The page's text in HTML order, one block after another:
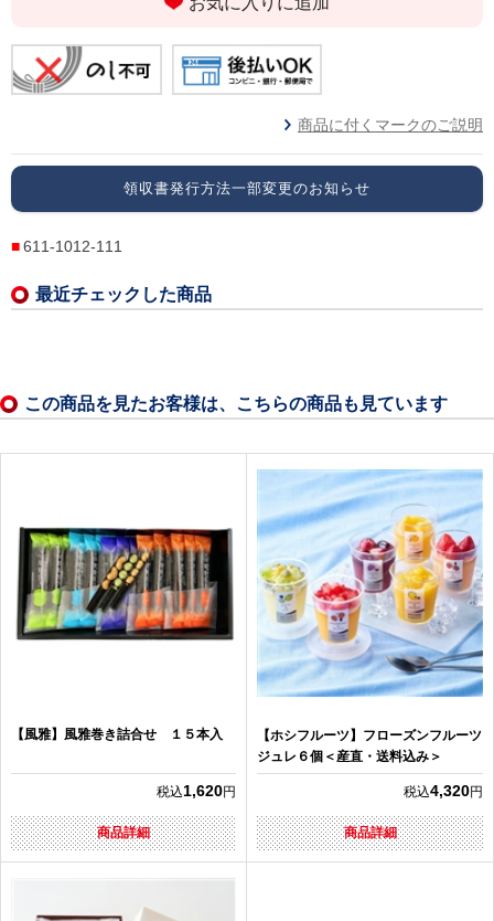
商品に付くマークのご説明
領収書発行方法一部変更のお知らせ
611-1012-111
最近チェックした商品
この商品を見たお客様は、こちらの商品も見ています
【風雅】風雅巻き詰合せ １５本入
税込1,620円
商品詳細
【ホシフルーツ】フローズンフルーツ
ジュレ６個＜産直・送料込み＞
税込4,320円
商品詳細